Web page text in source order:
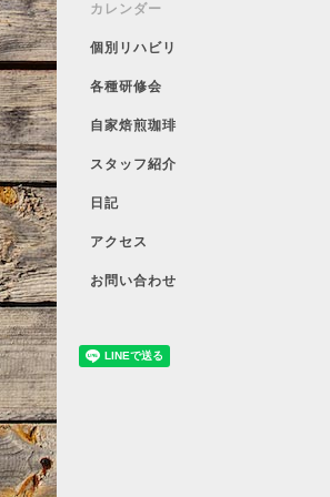
カレンダー
個別リハビリ
各種研修会
自家焙煎珈琲
スタッフ紹介
日記
アクセス
お問い合わせ